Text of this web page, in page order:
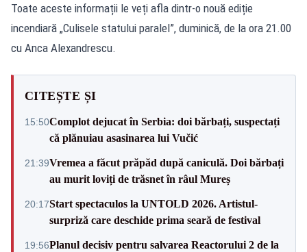
Toate aceste informații le veți afla dintr-o nouă ediție
incendiară „Culisele statului paralel”, duminică, de la ora 21.00
cu Anca Alexandrescu.
CITEȘTE ȘI
15:50Complot dejucat în Serbia: doi bărbați, suspectați
că plănuiau asasinarea lui Vučić
21:39Vremea a făcut prăpăd după caniculă. Doi bărbați
au murit loviți de trăsnet în râul Mureș
20:17Start spectaculos la UNTOLD 2026. Artistul-
surpriză care deschide prima seară de festival
19:56Planul decisiv pentru salvarea Reactorului 2 de la